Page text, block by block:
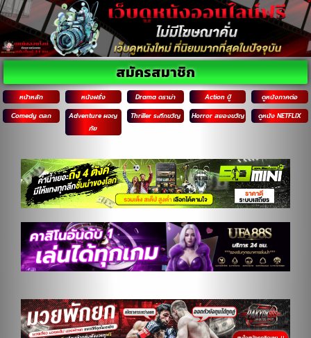
หน้าหลัก หนังฝรั่ง Drama ดราม่า Action บู๊
ดูหนังภาคต่อ
Comedy ตลก
Adventure ผจญ
ภัย
Thriller ระทึกขวัญ Horror สยองขวัญ ดูหนัง NETFLIX
สมัครสมาชิก